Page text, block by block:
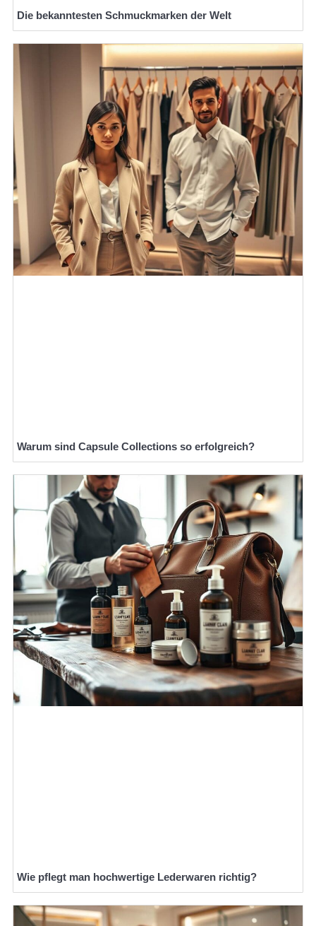
Die bekanntesten Schmuckmarken der Welt
Warum sind Capsule Collections so erfolgreich?
Wie pflegt man hochwertige Lederwaren richtig?